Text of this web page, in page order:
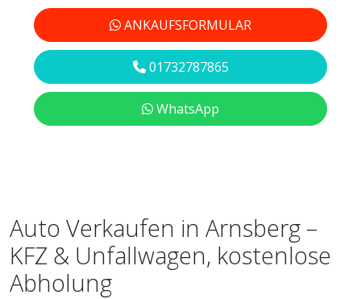
ANKAUFSFORMULAR
01732787865
WhatsApp
Auto Verkaufen in Arnsberg –
KFZ & Unfallwagen, kostenlose
Abholung